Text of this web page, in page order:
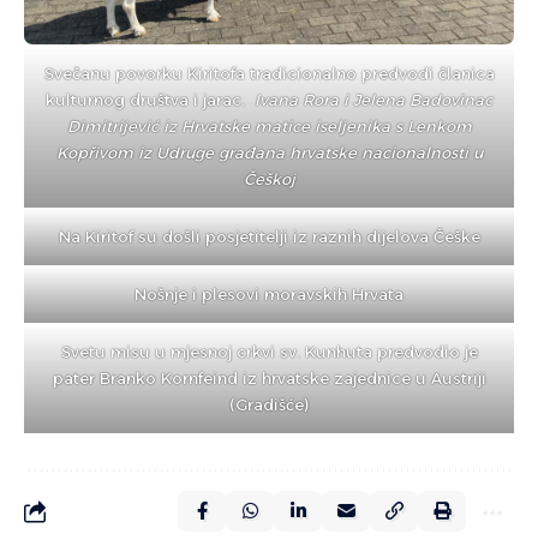
Svečanu povorku Kiritofa tradicionalno predvodi članica
kulturnog društva i jarac. Ivana Rora i Jelena Badovinac
Dimitrijević iz Hrvatske matice iseljenika s Lenkom
Kopřivom iz Udruge građana hrvatske nacionalnosti u
Češkoj
Na Kiritof su došli posjetitelji iz raznih dijelova Češke
Nošnje i plesovi moravskih Hrvata
Svetu misu u mjesnoj crkvi sv. Kunhuta predvodio je
pater Branko Kornfeind iz hrvatske zajednice u Austriji
(Gradišće)